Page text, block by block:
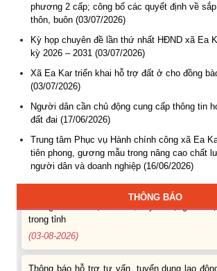
phương 2 cấp; công bố các quyết định về
thôn, buôn (03/07/2026)
Kỳ họp chuyên đề lần thứ nhất HĐND xã Ea
kỳ 2026 – 2031 (03/07/2026)
Xã Ea Kar triển khai hỗ trợ đất ở cho đồng
(03/07/2026)
Người dân cần chủ động cung cấp thông tin
đất đai (17/06/2026)
Trung tâm Phục vụ Hành chính công xã Ea
tiên phong, gương mẫu trong nâng cao chất
người dân và doanh nghiệp (16/06/2026)
THÔNG BÁO
Thông báo Tuyển lao động Việt Nam vào
tuyển dụng người lao động nước ngoài
(07-08-2026)
Thông báo các khóa đào tạo năm học 2026-
(04-08-2026)
Thông báo hỗ trợ tư vấn, tuyển dụng lao
(03-08-2026)
Thông báo hỗ trợ tư vấn, tuyển dụng lao
nước ngoài theo hợp đồng